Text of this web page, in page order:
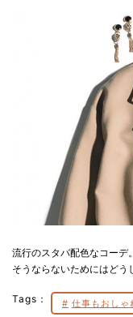
流行のスタバ配色なコーデ
そうならないためにはどう
Tags： 仕事もおしゃ